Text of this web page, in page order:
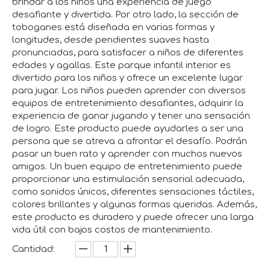
brindar a los niños una experiencia de juego
desafiante y divertida. Por otro lado, la sección de
toboganes está diseñada en varias formas y
longitudes, desde pendientes suaves hasta
pronunciadas, para satisfacer a niños de diferentes
edades y agallas. Este parque infantil interior es
divertido para los niños y ofrece un excelente lugar
para jugar. Los niños pueden aprender con diversos
equipos de entretenimiento desafiantes, adquirir la
experiencia de ganar jugando y tener una sensación
de logro. Este producto puede ayudarles a ser una
persona que se atreva a afrontar el desafío. Podrán
pasar un buen rato y aprender con muchos nuevos
amigos. Un buen equipo de entretenimiento puede
proporcionar una estimulación sensorial adecuada,
como sonidos únicos, diferentes sensaciones táctiles,
colores brillantes y algunas formas queridas. Además,
este producto es duradero y puede ofrecer una larga
vida útil con bajos costos de mantenimiento.
Cantidad: